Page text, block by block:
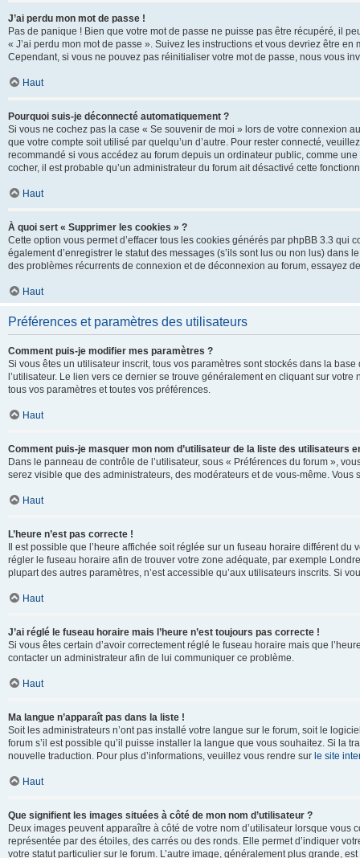
J’ai perdu mon mot de passe !
Pas de panique ! Bien que votre mot de passe ne puisse pas être récupéré, il
« J’ai perdu mon mot de passe ». Suivez les instructions et vous devriez être
Cependant, si vous ne pouvez pas réinitialiser votre mot de passe, nous vous
Haut
Pourquoi suis-je déconnecté automatiquement ?
Si vous ne cochez pas la case « Se souvenir de moi » lors de votre connexion
que votre compte soit utilisé par quelqu’un d’autre. Pour rester connecté,
recommandé si vous accédez au forum depuis un ordinateur public, comme
cocher, il est probable qu’un administrateur du forum ait désactivé cette
Haut
À quoi sert « Supprimer les cookies » ?
Cette option vous permet d’effacer tous les cookies générés par phpBB 3.3
également d’enregistrer le statut des messages (s’ils sont lus ou non lus)
des problèmes récurrents de connexion et de déconnexion au forum, essayez
Haut
Préférences et paramètres des utilisateurs
Comment puis-je modifier mes paramètres ?
Si vous êtes un utilisateur inscrit, tous vos paramètres sont stockés dans la
l’utilisateur. Le lien vers ce dernier se trouve généralement en cliquant sur
tous vos paramètres et toutes vos préférences.
Haut
Comment puis-je masquer mon nom d’utilisateur de la liste des utilisateurs
Dans le panneau de contrôle de l’utilisateur, sous « Préférences du forum »,
serez visible que des administrateurs, des modérateurs et de vous-même.
Haut
L’heure n’est pas correcte !
Il est possible que l’heure affichée soit réglée sur un fuseau horaire différent
régler le fuseau horaire afin de trouver votre zone adéquate, par exemple
plupart des autres paramètres, n’est accessible qu’aux utilisateurs inscrits. Si
Haut
J’ai réglé le fuseau horaire mais l’heure n’est toujours pas correcte !
Si vous êtes certain d’avoir correctement réglé le fuseau horaire mais que
contacter un administrateur afin de lui communiquer ce problème.
Haut
Ma langue n’apparaît pas dans la liste !
Soit les administrateurs n’ont pas installé votre langue sur le forum, soit le
forum s’il est possible qu’il puisse installer la langue que vous souhaitez. Si la
nouvelle traduction. Pour plus d’informations, veuillez vous rendre sur le site
Haut
Que signifient les images situées à côté de mon nom d’utilisateur ?
Deux images peuvent apparaître à côté de votre nom d’utilisateur lorsque
représentée par des étoiles, des carrés ou des ronds. Elle permet d’indiquer
votre statut particulier sur le forum. L’autre image, généralement plus grande,